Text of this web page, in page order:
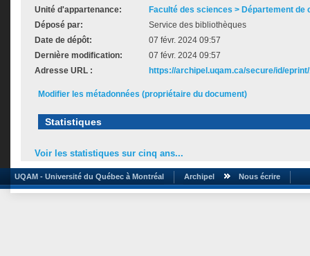
Unité d'appartenance:
Faculté des sciences > Département de
Déposé par:
Service des bibliothèques
Date de dépôt:
07 févr. 2024 09:57
Dernière modification:
07 févr. 2024 09:57
Adresse URL :
https://archipel.uqam.ca/secure/id/
Modifier les métadonnées (propriétaire du document)
Statistiques
Voir les statistiques sur cinq ans...
UQAM - Université du Québec à Montréal Archipel Nous écrire